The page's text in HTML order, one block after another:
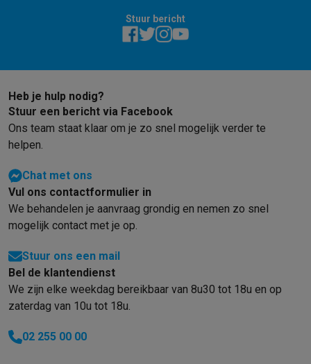
Stuur bericht
Heb je hulp nodig?
Stuur een bericht via Facebook
Ons team staat klaar om je zo snel mogelijk verder te
helpen.
Chat met ons
Vul ons contactformulier in
We behandelen je aanvraag grondig en nemen zo snel
mogelijk contact met je op.
Stuur ons een mail
Bel de klantendienst
We zijn elke weekdag bereikbaar van 8u30 tot 18u en op
zaterdag van 10u tot 18u.
02 255 00 00